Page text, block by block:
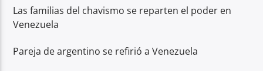
Las familias del chavismo se reparten el poder en
Venezuela
Pareja de argentino se refirió a Venezuela